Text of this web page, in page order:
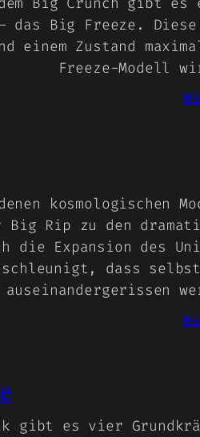
das Big Freeze.
einem Zustand
Freeze-Modell
kosmologischen
Rip zu den
die Expansion des
dass
auseinandergerissen
gibt es vier